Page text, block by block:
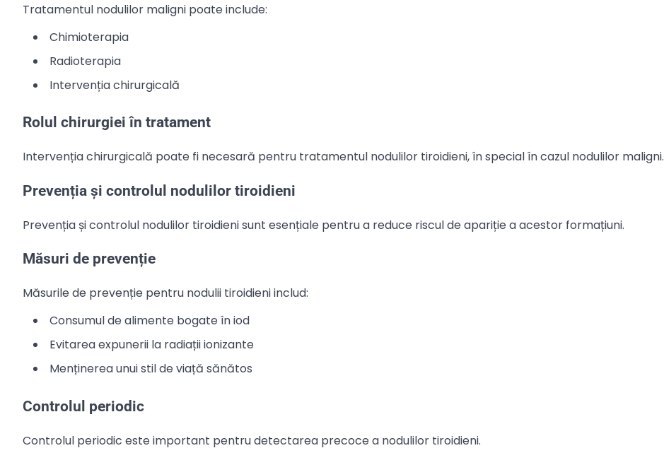
Tratamentul nodulilor maligni poate include:
Chimioterapia
Radioterapia
Intervenția chirurgicală
Rolul chirurgiei în tratament
Intervenția chirurgicală poate fi necesară pentru tratamentul nodulilor tiroidieni, în special în cazul nodulilor maligni.
Prevenția și controlul nodulilor tiroidieni
Prevenția și controlul nodulilor tiroidieni sunt esențiale pentru a reduce riscul de apariție a acestor formațiuni.
Măsuri de prevenție
Măsurile de prevenție pentru nodulii tiroidieni includ:
Consumul de alimente bogate în iod
Evitarea expunerii la radiații ionizante
Menținerea unui stil de viață sănătos
Controlul periodic
Controlul periodic este important pentru detectarea precoce a nodulilor tiroidieni.